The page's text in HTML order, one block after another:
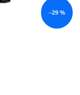
–29 %